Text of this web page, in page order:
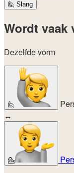
🙋 Slang
Wordt vaak
Dezelfde vorm
🙋
↔
💁